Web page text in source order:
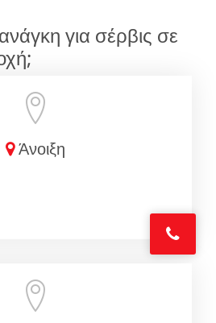
για σέρβις σε
Άνοιξη